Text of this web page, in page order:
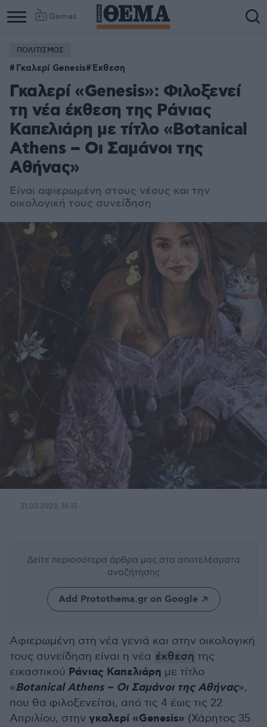
Games
ΠΟΛΙΤΙΣΜΟΣ
Γκαλερί Genesis Έκθεση
Γκαλερί «Genesis»: Φιλοξενεί
τη νέα έκθεση της Ράνιας
Καπελιάρη με τίτλο «Botanical
Athens – Οι Σαμάνοι της
Αθήνας»
Είναι αφιερωμένη στους νέους και την
οικολογική τους συνείδηση
31.03.2023, 16:15
Δείτε περισσότερα άρθρα μας στα αποτελέσματα
αναζήτησης
Add Protothema.gr on Google
Aφιερωμένη στη νέα γενιά και στην οικολογική
τους συνείδηση είναι η νέα έκθεση της
εικαστικού Ράνιας Καπελιάρη με τίτλο
«Botanical Athens – Οι Σαμάνοι της Αθήνας»,
που θα φιλοξενείται, από τις 4 έως τις 22
Απριλίου, στην γκαλερί «Genesis» (Χάρητος 35